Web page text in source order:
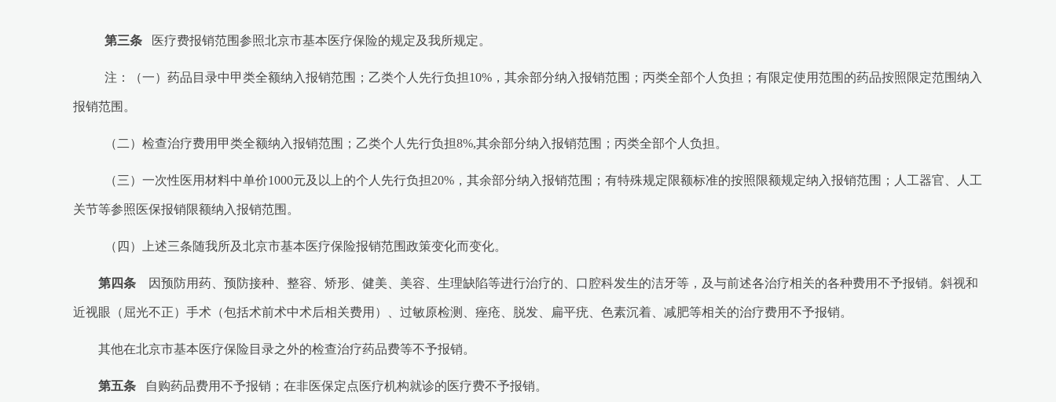
第三条 医疗费报销范围参照北京市基本医疗保险的规定及我所规定。
注：（一）药品目录中甲类全额纳入报销范围；乙类个人先行负担10%，其余部分纳入报销范围；丙类全部个人负担；有限定使用范围的药品按照限定范围纳入
报销范围。
（二）检查治疗费用甲类全额纳入报销范围；乙类个人先行负担8%,其余部分纳入报销范围；丙类全部个人负担。
（三）一次性医用材料中单价1000元及以上的个人先行负担20%，其余部分纳入报销范围；有特殊规定限额标准的按照限额规定纳入报销范围；人工器官、人工
关节等参照医保报销限额纳入报销范围。
（四）上述三条随我所及北京市基本医疗保险报销范围政策变化而变化。
第四条 因预防用药、预防接种、整容、矫形、健美、美容、生理缺陷等进行治疗的、口腔科发生的洁牙等，及与前述各治疗相关的各种费用不予报销。斜视和
近视眼（屈光不正）手术（包括术前术中术后相关费用）、过敏原检测、痤疮、脱发、扁平疣、色素沉着、减肥等相关的治疗费用不予报销。
其他在北京市基本医疗保险目录之外的检查治疗药品费等不予报销。
第五条 自购药品费用不予报销；在非医保定点医疗机构就诊的医疗费不予报销。